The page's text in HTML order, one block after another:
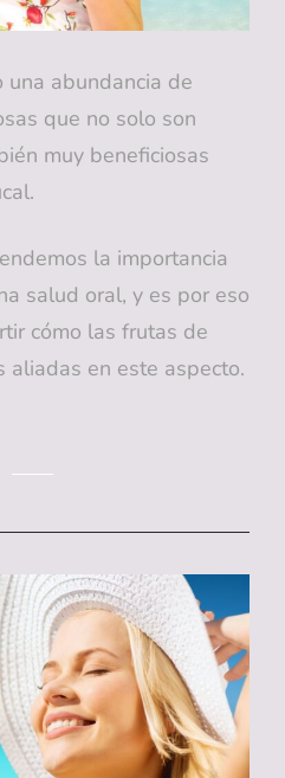
una abundancia de
que no solo son
muy beneficiosas
la importancia
salud oral, y es por eso
cómo las frutas de
aliadas en este aspecto.
¿SABÍAS
BENEFICIAN
TUS
DIENTES?